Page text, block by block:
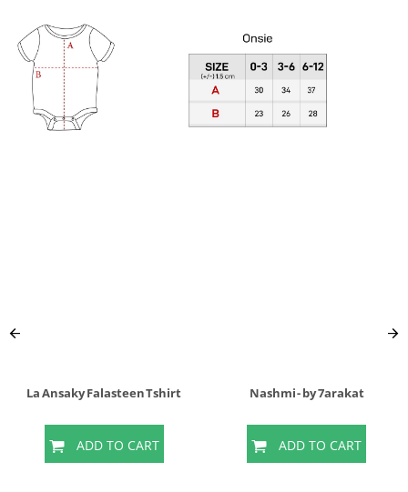
La Ansaky Falasteen Tshirt
ADD TO CART
Nashmi - by 7arakat
ADD TO CART